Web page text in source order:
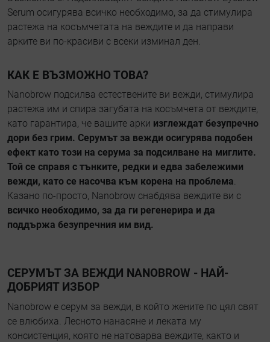
Serum осигурява всичко необходимо, за да стимулира
растежа на косъмчетата на веждите и да направи
арките ви по-красиви с всеки изминал ден.
КАК Е ВЪЗМОЖНО ТОВА?
Nanobrow подсилва естествените ви вежди, стимулира
растежа им и спира загубата на косъмчета от веждите,
като гарантира, че вашите арки изглеждат безупречно
дори без грим. Серумът за вежди осигурява подобен
ефект като този на серума за подсилване на миглите.
Той се справя с тънките, редки и едва забележими
вежди, като се насочва към корена на проблема.
Казано по-просто, Nanobrow снабдява веждите ви с
всичко необходимо, за да ги регенерира и да
поддържа безупречния им вид.
СЕРУМЪТ ЗА ВЕЖДИ NANOBROW - НАЙ-
ДОБРИЯТ ИЗБОР
Nanobrow е серум за вежди, в който жените по цял свят
се влюбиха. Лесното нанасяне и леката му
консистенция, която не натоварва веждите, както и